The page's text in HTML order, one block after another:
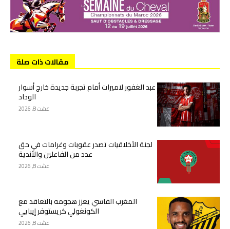
مقالات ذات صلة
عبد الغفور لاميرات أمام تجربة جديدة خارج أسوار
الوداد
غشت 8, 2026
لجنة الأخلاقيات تصدر عقوبات وغرامات في حق
عدد من الفاعلين والأندية
غشت 8, 2026
المغرب الفاسي يعزز هجومه بالتعاقد مع
الكونغولي كريستوفر إيبايي
غشت 8, 2026